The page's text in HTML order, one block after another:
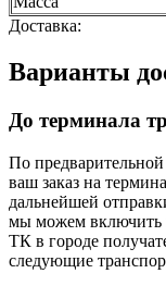
Доставка:
Варианты
До терминала
По
ваш заказ на
дальнейшей
мы можем включить
ТК в городе
следующие